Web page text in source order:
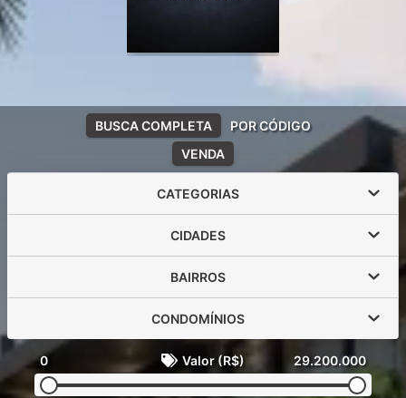
VENDA
BUSCA COMPLETA POR CÓDIGO
CATEGORIAS
CIDADES
BAIRROS
CONDOMÍNIOS
0 Valor (R$) 29.200.000